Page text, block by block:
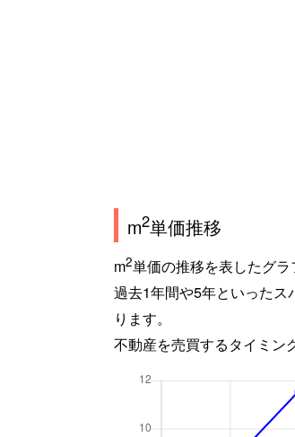
m2単価推移
m2単価の推移を表したグラ
過去1年間や5年といった
ります。
不動産を売買するタイミン